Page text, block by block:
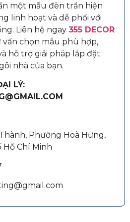
một mẫu đèn trần hiện
linh hoạt và dễ phối với
Liên hệ ngay 355 DECOR
vấn chọn mẫu phù hợp,
hỗ trợ giải pháp lắp đặt
nhà của bạn.
LÝ:
Phường Hoà Hưng,
Hồ Chí Minh